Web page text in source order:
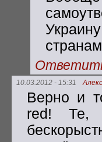
10.03.2012 - 15:31
Верно и
red! Те,